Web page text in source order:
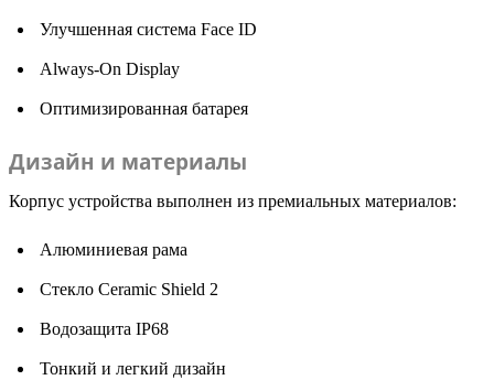
Улучшенная система Face ID
Always-On Display
Оптимизированная батарея
Дизайн и материалы
Корпус устройства выполнен из премиальных материалов:
Алюминиевая рама
Стекло Ceramic Shield 2
Водозащита IP68
Тонкий и легкий дизайн